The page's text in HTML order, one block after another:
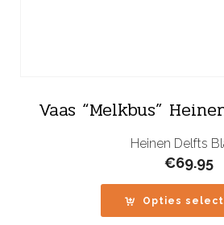
Vaas “Melkbus”
Heinen Delfts
€69.95
Opties